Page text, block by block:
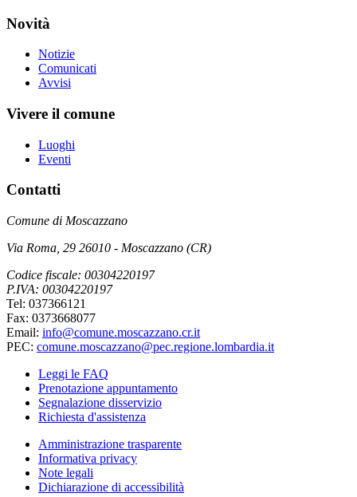
Novità
Notizie
Comunicati
Avvisi
Vivere il comune
Luoghi
Eventi
Contatti
Comune di Moscazzano
Via Roma, 29 26010 - Moscazzano (CR)
Codice fiscale: 00304220197
P.IVA: 00304220197
Tel: 037366121
Fax: 0373668077
Email: info@comune.moscazzano.cr.it
PEC: comune.moscazzano@pec.regione.lombardia.it
Leggi le FAQ
Prenotazione appuntamento
Segnalazione disservizio
Richiesta d'assistenza
Amministrazione trasparente
Informativa privacy
Note legali
Dichiarazione di accessibilità